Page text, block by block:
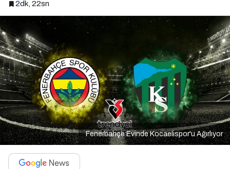
2dk, 22sn
Fenerbahçe Evinde Kocaelispor'u Ağırlıyor